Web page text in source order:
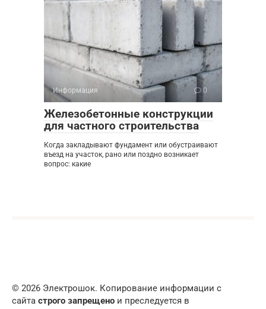
Информация 0
Железобетонные конструкции
для частного строительства
Когда закладывают фундамент или обустраивают
въезд на участок, рано или поздно возникает
вопрос: какие
© 2026 Электрошок. Копирование информации с
сайта строго запрещено и преследуется в